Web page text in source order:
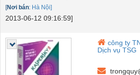
[Nơi bán: Hà Nội]
2013-06-12 09:16:59]
công ty
Dịch vụ TSG